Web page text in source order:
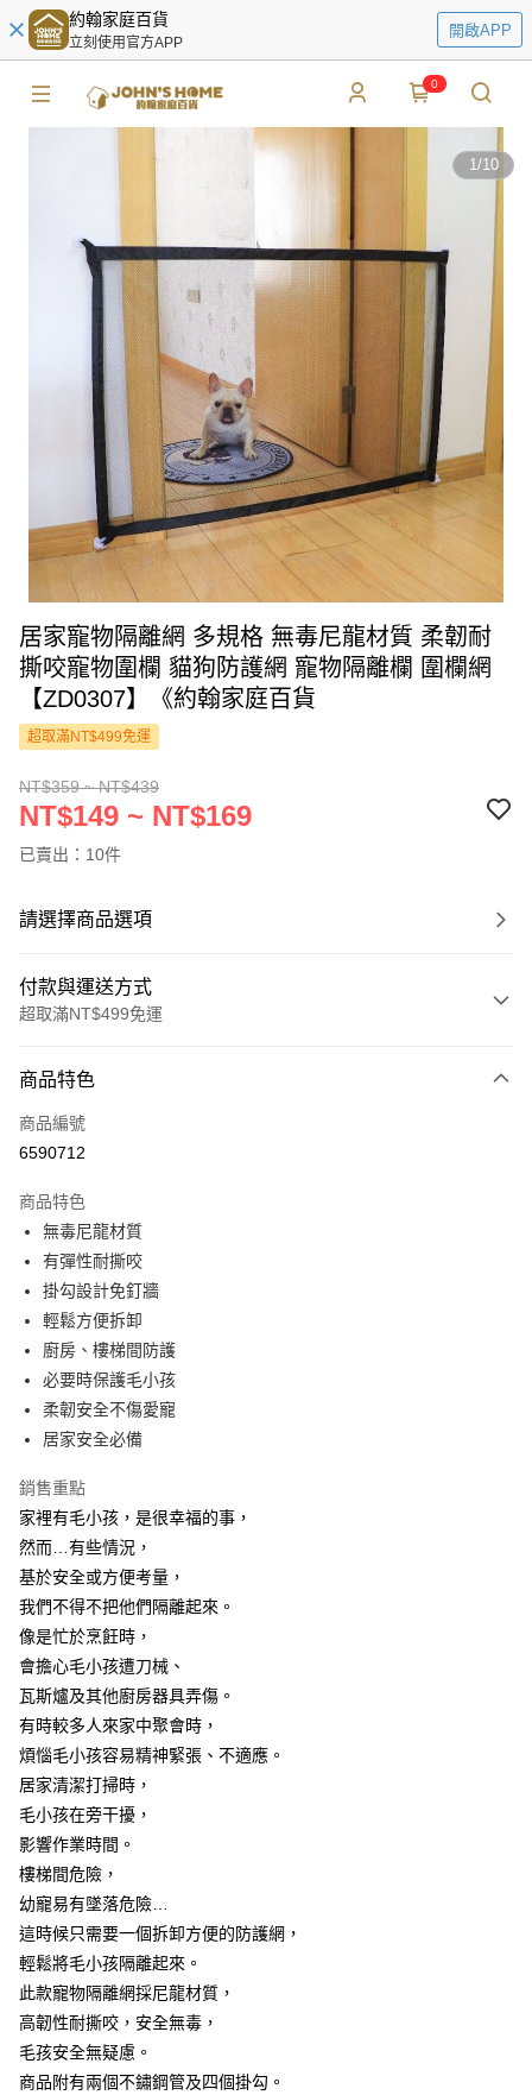
約翰家庭百貨
立刻使用官方APP
開啟APP
0
1/10
居家寵物隔離網 多規格 無毒尼龍材質 柔韌耐
撕咬寵物圍欄 貓狗防護網 寵物隔離欄 圍欄網
【ZD0307】《約翰家庭百貨
超取滿NT$499免運
NT$359 ~ NT$439
NT$149 ~ NT$169
已賣出：10件
請選擇商品選項
付款與運送方式
超取滿NT$499免運
信用卡一次付款
超商取貨付款
Apple Pay
街口支付
悠遊付
AFTEE先享後付
相關說明
【關於「AFTEE先享後付」】
AFTEE先享後付是「在收到商品之後才付款」的支付方式。 讓您購物簡單
１．簡單：不需註冊會員、不需綁卡、不需儲值。
２．便利：只要手機號碼，簡訊認證，即可結帳。
３．安心：先確認商品／服務後，再付款。
１．於結帳方式選擇「AFTEE先享後付」後，將跳轉至「AFTEE先享後付」
結帳頁面，進行簡訊認證並確認金額後，即可完成結帳。
２．訂單成立數日內，您將收到繳費通知簡訊。
３．收到繳費通知簡訊後14天內，點擊此簡訊中的連結，可透過四大超商／
ATM／網路銀行／等多元方式進行付款，方視為交易完成。
※ 請注意：結帳手續完成當下不需立刻繳費，但若您需要取消訂單，請聯絡
後付繳納相關費用。
※ 交易是否成功請以「AFTEE先享後付 」之結帳頁面顯示為準，若有關於
是否繳費成功／繳費後需取消欲退款等相關疑問，請聯繫「AFTEE先享後付
客戶支援中心」 https://netprotections.freshdesk.com/support/home
【注意事項】
１．透過由恩沛科技股份有限公司提供之「AFTEE先享後付」服務完成之交
易，需依本服務之必要範圍內提供個人資料，並將交易相關給付款項請求債
權轉讓予恩沛科技股份有限公司。
２．關於個人資料處理事宜，請瀏覽以下網址：
３．未成年的使用者請事先徵得法定代理人或監護人之同意方可使用
「AFTEE先享後付」，若未經同意申辦者引起之損失，本公司不負相關責
任。
４．使用「AFTEE先享後付」時，將依據個別帳號之用戶狀況，依本公司即
時審查核予不同之上限額度；若仍有額度不足之情形，本公司將視審查結果
請求用戶進行身份認證。
ATM付款
運送方式
全家取貨付款
每筆NT$60，滿NT$499(含以上)免運費
7-11取貨付款
每筆NT$60，滿NT$499(含以上)免運費
7-11取貨(快速到店)
宅配
每筆NT$100，滿NT$799(含以上)免運費
離島宅配
每筆NT$150
商品特色
商品編號
6590712
商品特色
無毒尼龍材質
有彈性耐撕咬
掛勾設計免釘牆
輕鬆方便拆卸
廚房、樓梯間防護
必要時保護毛小孩
柔韌安全不傷愛寵
居家安全必備
銷售重點
家裡有毛小孩，是很幸福的事，
然而…有些情況，
基於安全或方便考量，
我們不得不把他們隔離起來。
像是忙於烹飪時，
會擔心毛小孩遭刀械、
瓦斯爐及其他廚房器具弄傷。
有時較多人來家中聚會時，
煩惱毛小孩容易精神緊張、不適應。
居家清潔打掃時，
毛小孩在旁干擾，
影響作業時間。
樓梯間危險，
幼寵易有墜落危險…
這時候只需要一個拆卸方便的防護網，
輕鬆將毛小孩隔離起來。
此款寵物隔離網採尼龍材質，
高韌性耐撕咬，安全無毒，
毛孩安全無疑慮。
商品附有兩個不鏽鋼管及四個掛勾。